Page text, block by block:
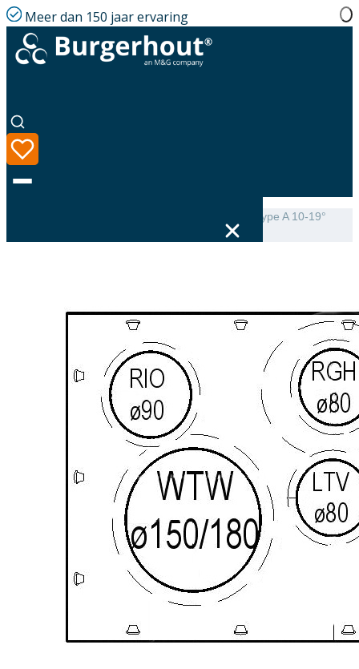
Meer dan 150 jaar ervaring
Downloads
Over ons
Mini-Delta Dakbeschotplaat type A 10-19°